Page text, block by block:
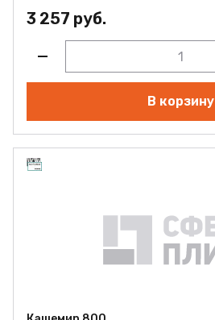
3 257 руб.
В корзину